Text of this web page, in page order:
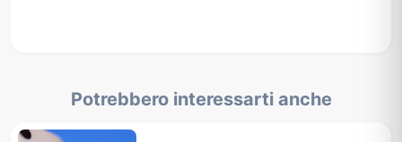
Potrebbero interessarti anche